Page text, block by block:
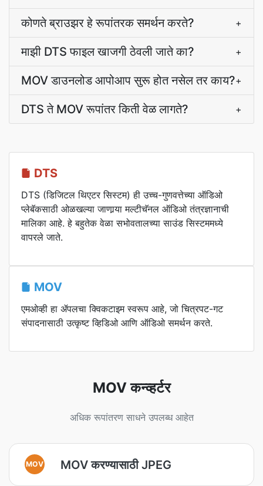
कोणते ब्राउझर हे रूपांतरक समर्थन करते? +
माझी DTS फाइल खाजगी ठेवली जाते का? +
MOV डाउनलोड आपोआप सुरू होत नसेल तर काय?+
DTS ते MOV रूपांतर किती वेळ लागते? +
DTS
DTS (डिजिटल थिएटर सिस्टम) ही उच्च-गुणवत्तेच्या ऑडिओ
प्लेबॅकसाठी ओळखल्या जाणार्‍या मल्टीचॅनल ऑडिओ तंत्रज्ञानाची
मालिका आहे. हे बहुतेक वेळा सभोवतालच्या साउंड सिस्टममध्ये
वापरले जाते.
MOV
एमओव्ही हा ॲपलचा क्विकटाइम स्वरूप आहे, जो चित्रपट-गट
संपादनासाठी उत्कृष्ट व्हिडिओ आणि ऑडिओ समर्थन करते.
MOV कन्व्हर्टर
अधिक रूपांतरण साधने उपलब्ध आहेत
MOV MOV करण्यासाठी JPEG